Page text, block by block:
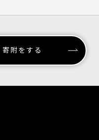
寄附をする